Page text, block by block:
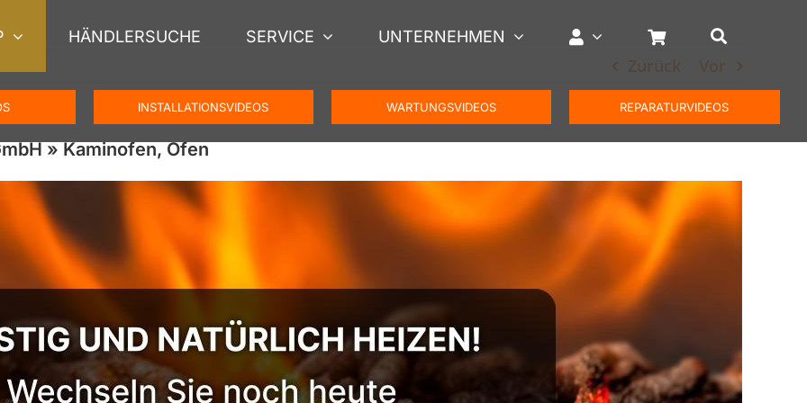
HÄNDLERSUCHE SERVICE UNTERNEHMEN
INSTALLATIONSVIDEOS WARTUNGSVIDEOS REPARATURVIDEOS
Zurück Vor
» Kaminofen, Ofen